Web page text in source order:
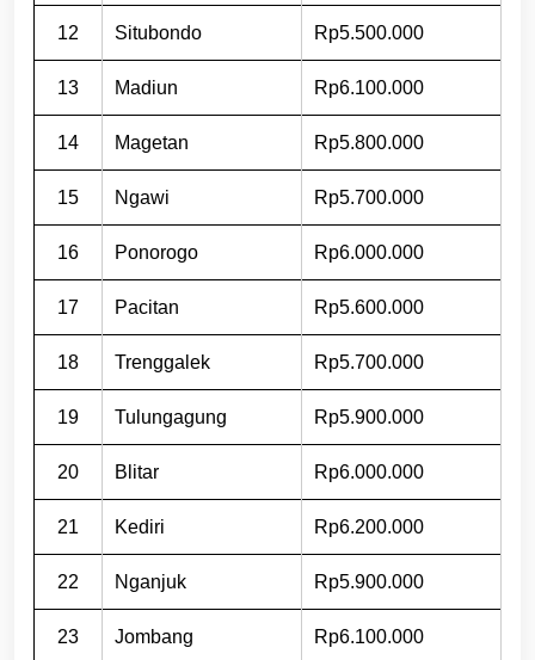
12 Situbondo Rp5.500.000
13 Madiun Rp6.100.000
14 Magetan Rp5.800.000
15 Ngawi Rp5.700.000
16 Ponorogo Rp6.000.000
17 Pacitan Rp5.600.000
18 Trenggalek Rp5.700.000
19 Tulungagung Rp5.900.000
20 Blitar Rp6.000.000
21 Kediri Rp6.200.000
22 Nganjuk Rp5.900.000
23 Jombang Rp6.100.000